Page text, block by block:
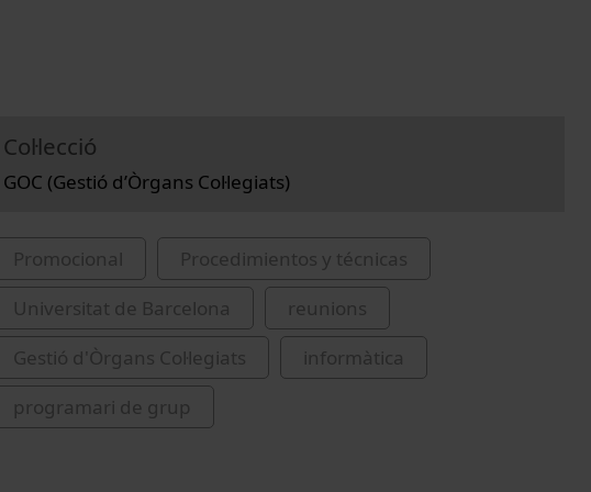
Col·lecció
GOC (Gestió d’Òrgans Col·legiats)
Promocional
Procedimientos y técnicas
Universitat de Barcelona
reunions
Gestió d'Òrgans Col·legiats
informàtica
programari de grup